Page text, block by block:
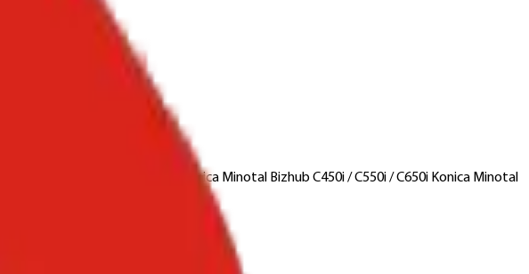
25K)
Bizhub C250i / C300i / C360i Konica Minotal Bizhub C450i / C550i / C650i Konica Minotal